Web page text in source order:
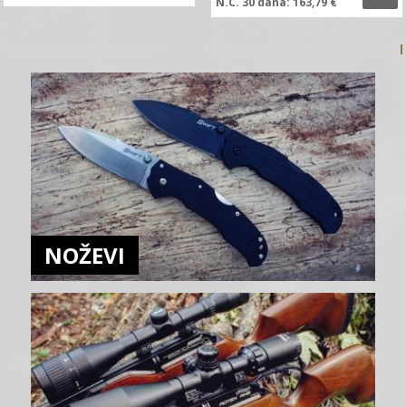
NOŽEVI